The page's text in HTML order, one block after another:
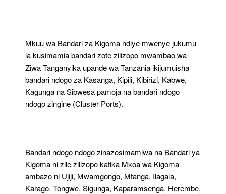
Mkuu wa Bandari za Kigoma ndiye mwenye jukumu
la kusimamia bandari zote zilizopo mwambao wa
Ziwa Tanganyika upande wa Tanzania ikijumuisha
bandari ndogo za Kasanga, Kipili, Kibirizi, Kabwe,
Kagunga na Sibwesa pamoja na bandari ndogo
ndogo zingine (Cluster Ports).
Bandari ndogo ndogo zinazosimamiwa na Bandari ya
Kigoma ni zile zilizopo katika Mkoa wa Kigoma
ambazo ni Ujiji, Mwamgongo, Mtanga, Ilagala,
Karago, Tongwe, Sigunga, Kaparamsenga, Herembe,